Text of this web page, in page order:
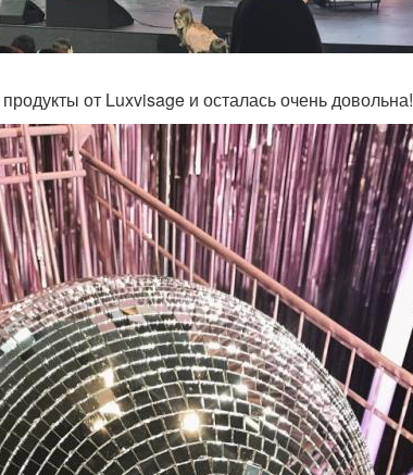
от Luxvisage и осталась очень довольна!